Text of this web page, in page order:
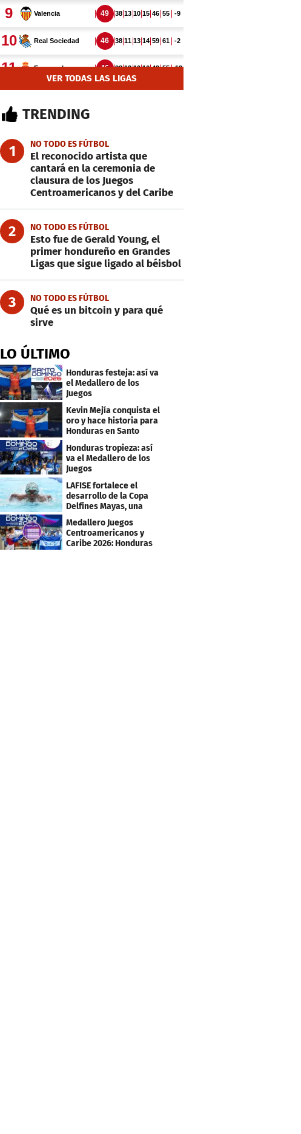
VER TODAS LAS LIGAS
TRENDING
1 NO TODO ES FÚTBOL
El reconocido artista que
cantará en la ceremonia de
clausura de los Juegos
Centroamericanos y del Caribe
2 NO TODO ES FÚTBOL
Esto fue de Gerald Young, el
primer hondureño en Grandes
Ligas que sigue ligado al béisbol
3 NO TODO ES FÚTBOL
Qué es un bitcoin y para qué
sirve
LO ÚLTIMO
Honduras festeja: así va
el Medallero de los
Juegos
Centroamericanos y
Caribe 2026
Kevin Mejía conquista el
oro y hace historia para
Honduras en Santo
Honduras tropieza: así
va el Medallero de los
Juegos
Centroamericanos y
Caribe 2026
LAFISE fortalece el
desarrollo de la Copa
Delfines Mayas, una
fiesta para la natación
Medallero Juegos
Centroamericanos y
Caribe 2026: Honduras